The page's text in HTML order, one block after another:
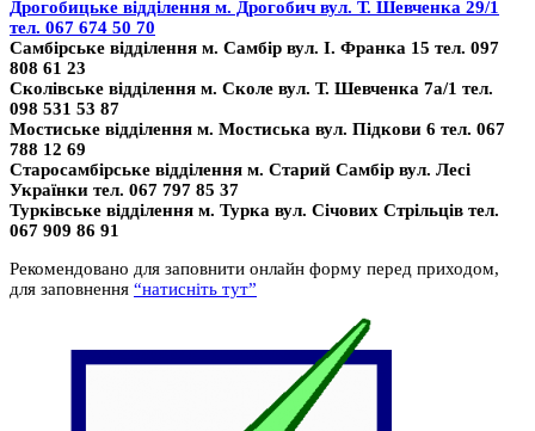
Дрогобицьке відділення м. Дрогобич вул. Т. Шевченка 29/1
тел. 067 674 50 70
Самбірське відділення м. Самбір вул. І. Франка 15 тел. 097
808 61 23
Сколівське відділення м. Сколе вул. Т. Шевченка 7а/1 тел.
098 531 53 87
Мостиське відділення м. Мостиська вул. Підкови 6 тел. 067
788 12 69
Старосамбірське відділення м. Старий Самбір вул. Лесі
Українки тел. 067 797 85 37
Турківське відділення м. Турка вул. Січових Стрільців тел.
067 909 86 91
Рекомендовано для заповнити онлайн форму перед приходом,
для заповнення “натисніть тут”